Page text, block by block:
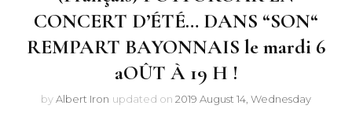
CONCERT D’ÉTÉ… DANS “SON“
REMPART BAYONNAIS le mardi 6
aOÛT À 19 H !
byAlbert Iron updated on 2019 August 14, Wednesday